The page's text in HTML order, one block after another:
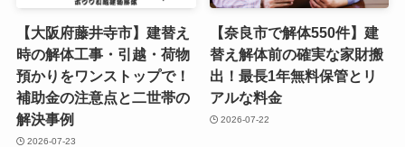
【大阪府藤井寺市】建替え
時の解体工事・引越・荷物
預かりをワンストップで！
補助金の注意点と二世帯の
解決事例
2026-07-23
【奈良市で解体550件】建
替え解体前の確実な家財搬
出！最長1年無料保管とリ
アルな料金
2026-07-22